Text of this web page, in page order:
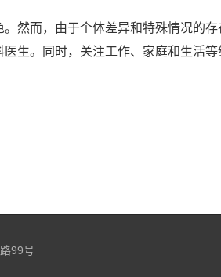
而，由于个体差异和特殊情况的存
生。同时，关注工作、家庭和生活
99号